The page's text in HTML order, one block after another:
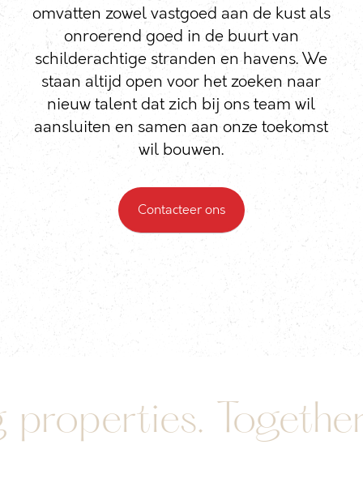
omvatten zowel vastgoed aan de kust als
onroerend goed in de buurt van
schilderachtige stranden en havens. We
staan altijd open voor het zoeken naar
nieuw talent dat zich bij ons team wil
aansluiten en samen aan onze toekomst
wil bouwen.
Contacteer ons
Together.